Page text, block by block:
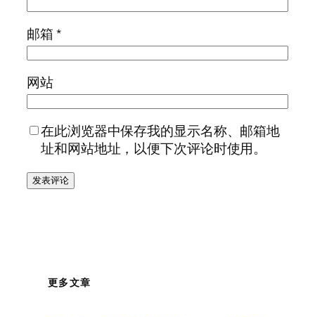
邮箱*
网站
在此浏览器中保存我的显示名称、邮箱地
址和网站地址，以便下次评论时使用。
更多文章